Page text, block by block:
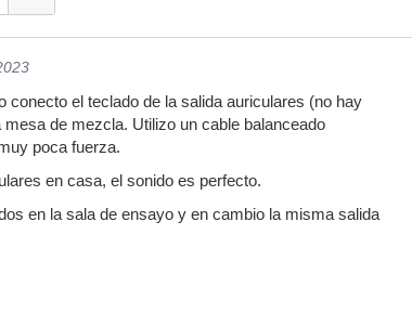
conecto el teclado de la salida auriculares (no hay
de mezcla. Utilizo un cable balanceado
poca fuerza.
en casa, el sonido es perfecto.
en la sala de ensayo y en cambio la misma salida